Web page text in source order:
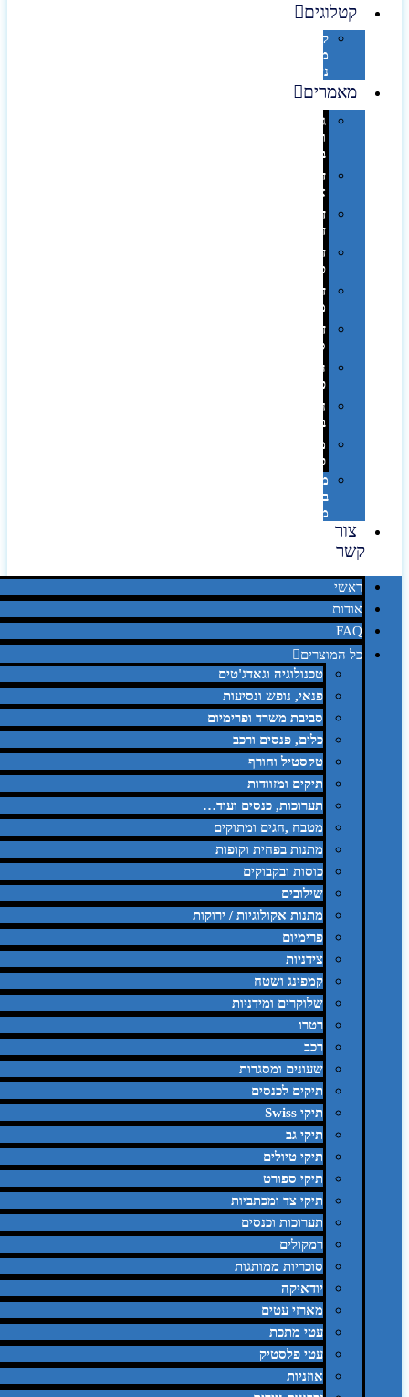
קטלוגים
קטלוג
מוצרי
נייר
מאמרים
גימורים
והשבחות
בדפוס
דפוס
אופסט
דפוס
דיגיטלי
דפוס
טמפון
דפוס
משי
דפוס
סובלימציה
הדפס
פרוצס
חריטה
בלייזר
מהו
פנטון?
מיתוג
באמצעות
מדבקות
צור
קשר
ראשי
אודות
FAQ
כל המוצרים
טכנולוגיה וגאדג'טים
פנאי, נופש ונסיעות
סביבת משרד ופרימיום
כלים, פנסים ורכב
טקסטיל וחורף
תיקים ומזוודות
תערוכות, כנסים ועוד…
מטבח ,חגים ומתוקים
מתנות בפחית וקופות
כוסות ובקבוקים
שילובים
מתנות אקולוגיות / ירוקות
פרימיום
צידניות
קמפינג ושטח
שלוקרים ומידניות
רטרו
רכב
שעונים ומסגרות
תיקים לכנסים
תיקי Swiss
תיקי גב
תיקי טיולים
תיקי ספורט
תיקי צד ומכתביות
תערוכות וכנסים
רמקולים
סוכריות ממותגות
יודאיקה
מארזי עטים
עטי מתכת
עטי פלסטיק
אוזניות